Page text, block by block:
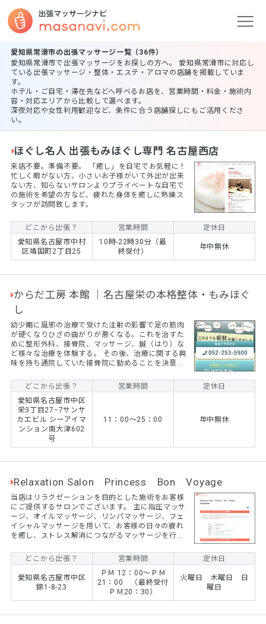
愛知県常滑市の出張マッサージ一覧（36件）
愛知県常滑市で出張マッサージをお探しの方へ。 愛知県常滑市に対応し
ている出張マッサージ・整体・エステ・アロマの店舗を掲載していま
す。
ホテル・ご自宅・滞在先などへ呼べるお店を、営業時間・料金・施術内
容・対応エリアから比較して選べます。
深夜対応や女性利用歓迎など、条件に合う店舗探しにもご活用くださ
い。
ほぐし名人 出張もみほぐし専門 名古屋西店
来店不要。準備不要。 ​「癒し」を自宅でお気軽に！
忙しく暇がない方、小さいお子様がいて外出が出来
ない方、知らないサロンよりプライベートな自宅で
の施術を希望の方など、疲れた身体を癒しに熟練ス
タッフが訪問致します。
どこから出張？ 営業時間
定休日
愛知県名古屋市中村
区靖国町2丁目25
10時-22時30分（最
終受付）
年中無休
からだ工房 本館 ｜名古屋栄の本格整体・もみほぐ
し
幼少期に風邪の治療で受けた注射の影響で足の筋肉
が硬くなりひざの曲がりが悪くなる。これを治すた
めに整形外科、接骨院、マッサージ、鍼（はり）な
ど様々な治療を体験する。 その後、治療に関する興
味を持ち通院していた接骨院に勤めることを決意。
どこから出張？
営業時間
定休日
愛知県名古屋市中区
栄3丁目27−7サンサ
カエビル シーアイマ
ンション南大津602
号
11：00〜25：00 年中無休
Relaxation Salon Princess Bon Voyage
当店はリラクゼーションを目的とした施術をお客様
にご提供するサロンでございます。 主に指圧マッサ
ージ、オイルマッサージ、リンパマッサージ、フェ
イシャルマッサージを用いて、お客様の日々の疲れ
を癒し、ストレス解消につながるマッサージを行っ
らないけどなんとなくつらい、しんどいといった方
には、当店で癒しの時間を過ごされてみることをお
勧め致します。
どこから出張？ 営業時間 定休日
愛知県名古屋市中区
錦1-8-23
ＰＭ 12：00～ＰＭ
21：00 （最終受付
ＰＭ20：30）
火曜日 木曜日 日
曜日